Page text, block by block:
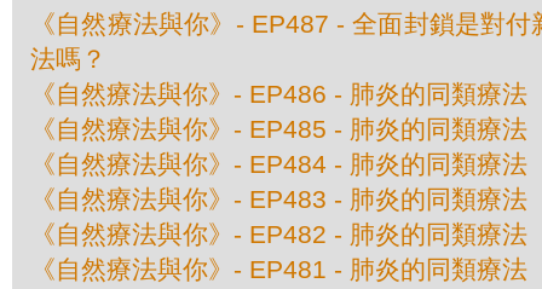
《自然療法與你》- EP487 - 全面封鎖是對
法嗎？
《自然療法與你》- EP486 - 肺炎的同類療法
《自然療法與你》- EP485 - 肺炎的同類療法
《自然療法與你》- EP484 - 肺炎的同類療法
《自然療法與你》- EP483 - 肺炎的同類療法
《自然療法與你》- EP482 - 肺炎的同類療法
《自然療法與你》- EP481 - 肺炎的同類療法